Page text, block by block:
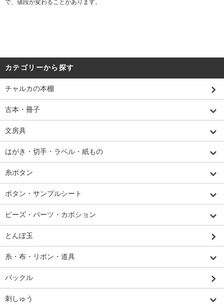
で、値段が変わることがあります。
カテゴリーから探す
チャルカの本棚
古本・冊子
文房具
はがき・切手・ラベル・紙もの
糸ボタン
ボタン・サンプルシート
ビーズ・パーツ・カボション
とんぼ玉
糸・布・リボン・道具
バックル
刺しゅう